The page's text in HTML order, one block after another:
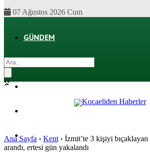
07 Ağustos 2026 Cum
GÜNDEM
SPOR
Ana Sayfa › Kent › İzmit’te 3 kişiyi
arandı, ertesi gün yakalandı